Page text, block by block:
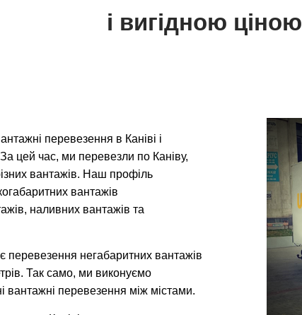
і вигідною ціною
перевезення в Каніві і
цей час, ми перевезли по Каніву,
вантажів. Наш профіль
вантажів
наливних вантажів та
перевезення негабаритних вантажів
Так само, ми виконуємо
вантажні перевезення між містами.